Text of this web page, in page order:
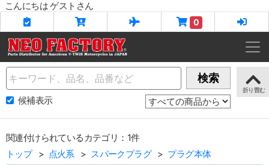
こんにちは ゲストさん
0
Name 検索
候補表示
関連付けられているカテゴリ：1件
トップ
点火系 スパークプラグ プラグ本体